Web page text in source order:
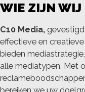
WIE ZIJN WIJ
C10 Media,
effectieve en
bieden
alle mediatypen. Met
bereiken we uw